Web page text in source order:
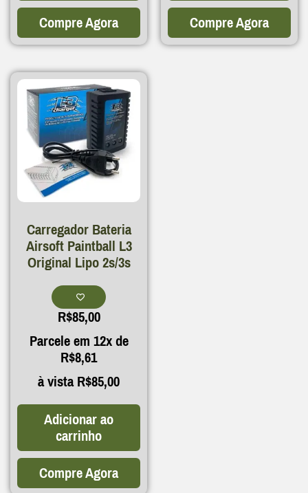
Compre Agora
Compre Agora
Carregador Bateria
Airsoft Paintball L3
Original Lipo 2s/3s
R$85,00
Parcele em 12x de
R$8,61
à vistaR$85,00
Adicionar ao
carrinho
Compre Agora